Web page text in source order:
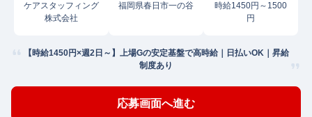
ケアスタッフィング
株式会社
福岡県春日市一の谷
時給1450円～1500
円
【時給1450円×週2日～】上場Gの安定基盤で高時給｜日払いOK｜昇給
制度あり
応募画面へ進む